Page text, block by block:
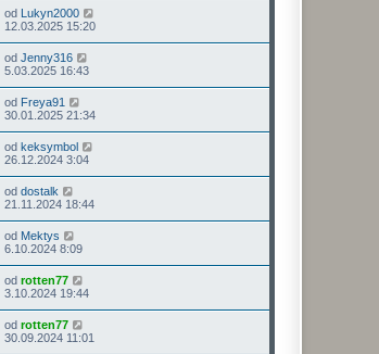
od Lukyn2000
12.03.2025 15:20
od Jenny316
5.03.2025 16:43
od Freya91
30.01.2025 21:34
od keksymbol
26.12.2024 3:04
od dostalk
21.11.2024 18:44
od Mektys
6.10.2024 8:09
od rotten77
3.10.2024 19:44
od rotten77
30.09.2024 11:01